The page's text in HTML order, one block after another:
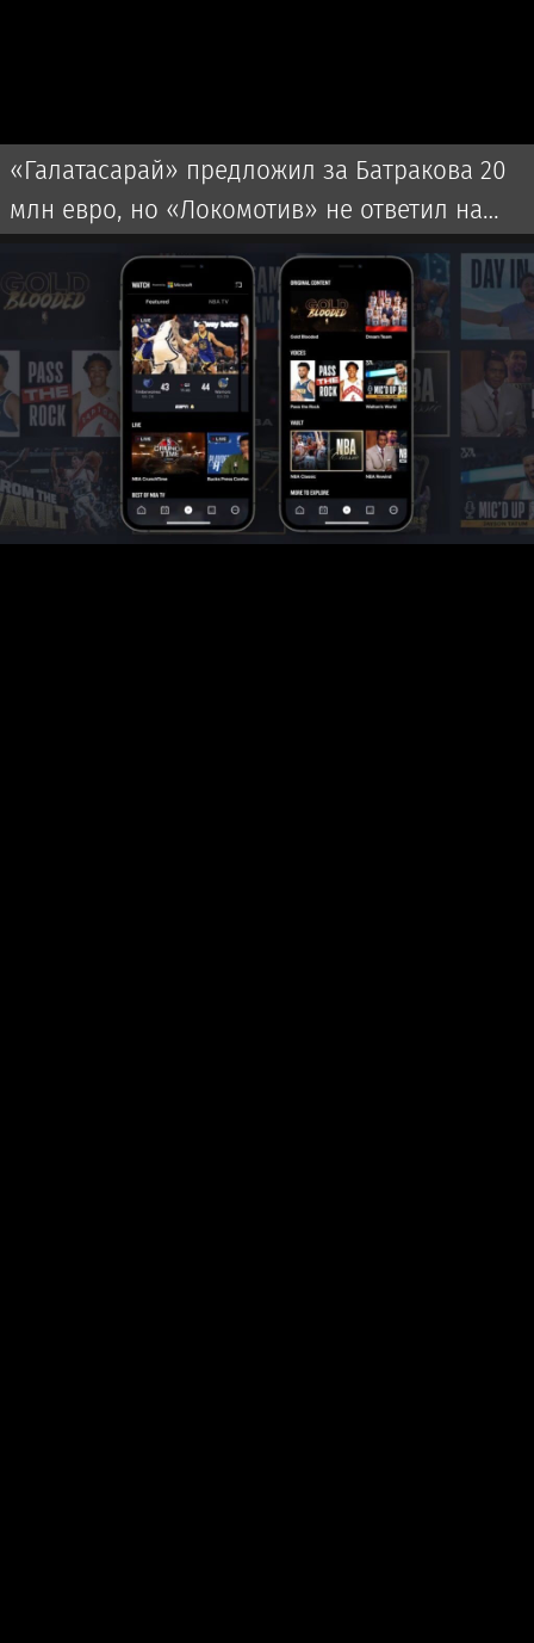
«Галатасарай» предложил за Батракова 20
млн евро, но «Локомотив» не ответил на